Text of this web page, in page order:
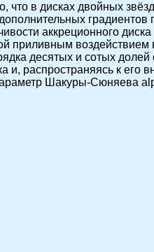
что в дисках двойных
аккреционного
приливным воздействием
десятых и сотых
и, распространяясь к
Шакуры-Сюняева